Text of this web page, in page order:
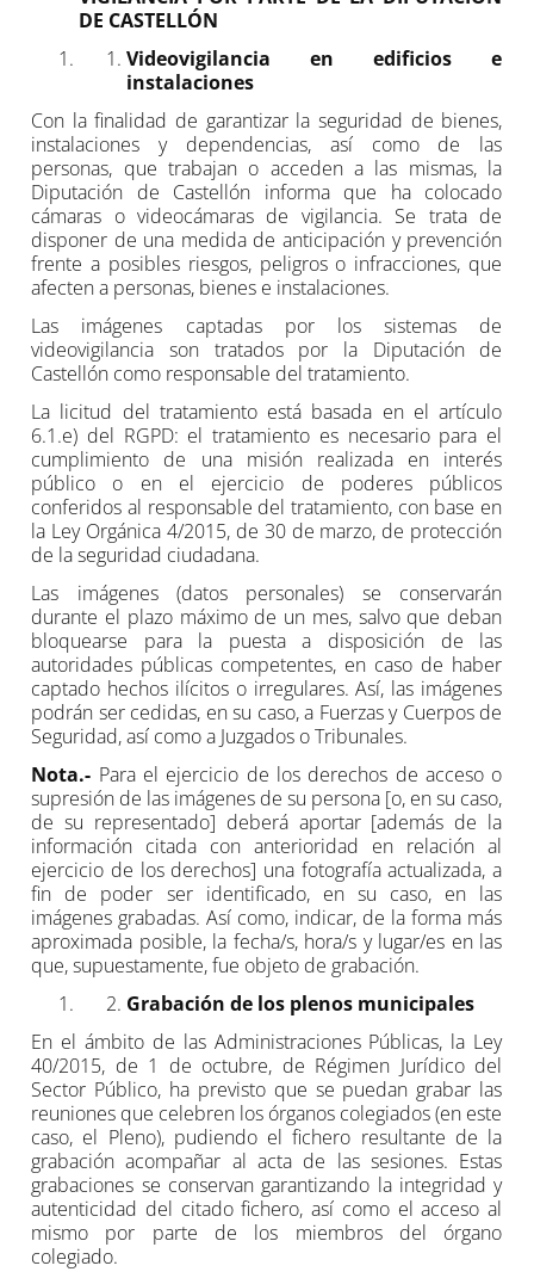
DE CASTELLÓN
Videovigilancia en edificios e
instalaciones
Con la finalidad de garantizar la seguridad de bienes,
instalaciones y dependencias, así como de las
personas, que trabajan o acceden a las mismas, la
Diputación de Castellón informa que ha colocado
cámaras o videocámaras de vigilancia. Se trata de
disponer de una medida de anticipación y prevención
frente a posibles riesgos, peligros o infracciones, que
afecten a personas, bienes e instalaciones.
Las imágenes captadas por los sistemas de
videovigilancia son tratados por la Diputación de
Castellón como responsable del tratamiento.
La licitud del tratamiento está basada en el artículo
6.1.e) del RGPD: el tratamiento es necesario para el
cumplimiento de una misión realizada en interés
público o en el ejercicio de poderes públicos
conferidos al responsable del tratamiento, con base en
la Ley Orgánica 4/2015, de 30 de marzo, de protección
de la seguridad ciudadana.
Las imágenes (datos personales) se conservarán
durante el plazo máximo de un mes, salvo que deban
bloquearse para la puesta a disposición de las
autoridades públicas competentes, en caso de haber
captado hechos ilícitos o irregulares. Así, las imágenes
podrán ser cedidas, en su caso, a Fuerzas y Cuerpos de
Seguridad, así como a Juzgados o Tribunales.
Nota.- Para el ejercicio de los derechos de acceso o
supresión de las imágenes de su persona [o, en su caso,
de su representado] deberá aportar [además de la
información citada con anterioridad en relación al
ejercicio de los derechos] una fotografía actualizada, a
fin de poder ser identificado, en su caso, en las
imágenes grabadas. Así como, indicar, de la forma más
aproximada posible, la fecha/s, hora/s y lugar/es en las
que, supuestamente, fue objeto de grabación.
Grabación de los plenos municipales
En el ámbito de las Administraciones Públicas, la Ley
40/2015, de 1 de octubre, de Régimen Jurídico del
Sector Público, ha previsto que se puedan grabar las
reuniones que celebren los órganos colegiados (en este
caso, el Pleno), pudiendo el fichero resultante de la
grabación acompañar al acta de las sesiones. Estas
grabaciones se conservan garantizando la integridad y
autenticidad del citado fichero, así como el acceso al
mismo por parte de los miembros del órgano
colegiado.